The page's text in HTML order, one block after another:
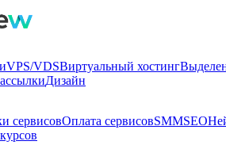
VPS/VDSВиртуальный хостинг
Дизайн
сервисовОплата сервисовSMMSEO